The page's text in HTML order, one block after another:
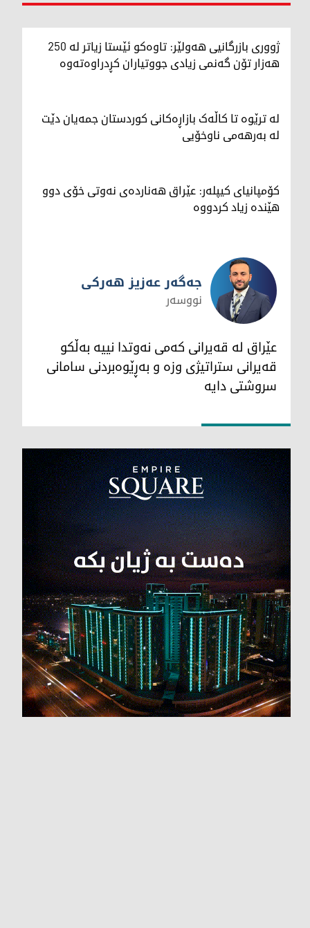
ژووری بازرگانیی هەولێر: تاوەکو ئێستا زیاتر لە 250
هەزار تۆن گەنمی زیادی جووتیاران کڕدراوەتەوە
لە ترێوە تا کاڵەک بازاڕەکانی کوردستان جمەیان دێت
لە بەرهەمی ناوخۆیی
کۆمپانیای کیپلەر: عێراق هەناردەی نەوتی خۆی دوو
هێندە زیاد کردووە
جەگەر عەزیز هەرکی
جەگەر عەزیز هەرکی
نووسەر
عێراق لە قەیرانی کەمی نەوتدا نییە بەڵکو
قەیرانی ستراتیژی وزە و بەڕێوەبردنی سامانی
سروشتی دایە